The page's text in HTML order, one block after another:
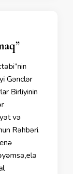
Gənclər
Birliyinin
və
Rəhbəri.